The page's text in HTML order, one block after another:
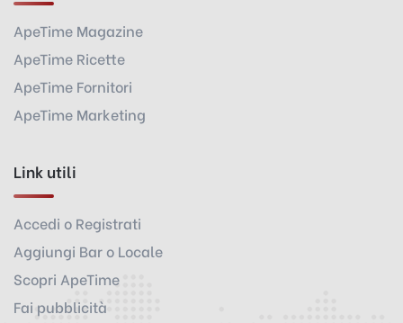
ApeTime Magazine
ApeTime Ricette
ApeTime Fornitori
ApeTime Marketing
Link utili
Accedi o Registrati
Aggiungi Bar o Locale
Scopri ApeTime
Fai pubblicità